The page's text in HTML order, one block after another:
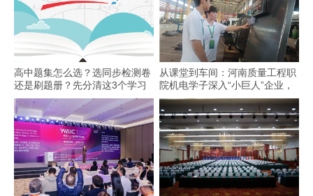
高中题集怎么选？选同步检测卷
还是刷题册？先分清这3个学习
场景
从课堂到车间：河南质量工程职
院机电学子深入“小巨人”企业，
交出8份青春“智造”答卷